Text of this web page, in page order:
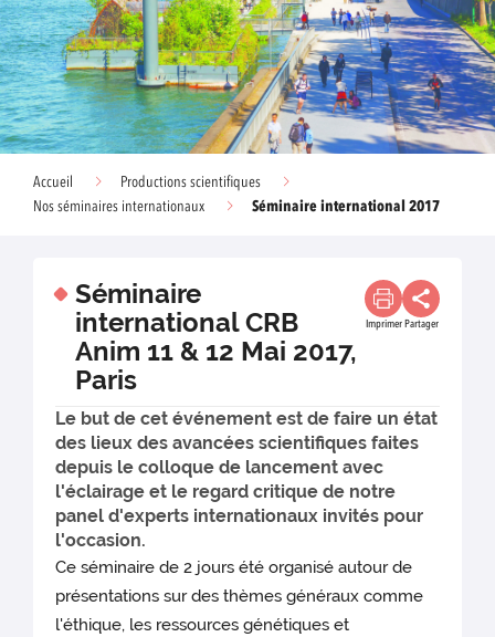
Accueil
Productions scientifiques
Nos séminaires internationaux
Séminaire international 2017
Séminaire
international CRB
Anim 11 & 12 Mai 2017,
Paris
Imprimer Partager
Le but de cet événement est de faire un état
des lieux des avancées scientifiques faites
depuis le colloque de lancement avec
l'éclairage et le regard critique de notre
panel d'experts internationaux invités pour
l'occasion.
Ce séminaire de 2 jours été organisé autour de
présentations sur des thèmes généraux comme
l'éthique, les ressources génétiques et